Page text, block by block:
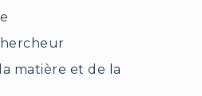
matière et de la